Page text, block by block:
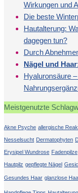
Wirkungen und
Die beste
Hautalterung:
dagegen tun?
Durch
Nägel und
Hyaluronsäure
Meistgenutzte
Akne Psyche allergische
Nesselsucht Dermatophyten
Erysipel Wundrose Fadenpilze
Hautpilz gepflegte Nägel
Gesundes Haar glanzlose